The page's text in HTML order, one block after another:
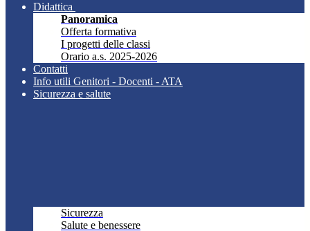
Didattica
Panoramica
Offerta formativa
I progetti delle classi
Orario a.s. 2025-2026
Contatti
Info utili Genitori - Docenti - ATA
Sicurezza e salute
Sicurezza
Salute e benessere